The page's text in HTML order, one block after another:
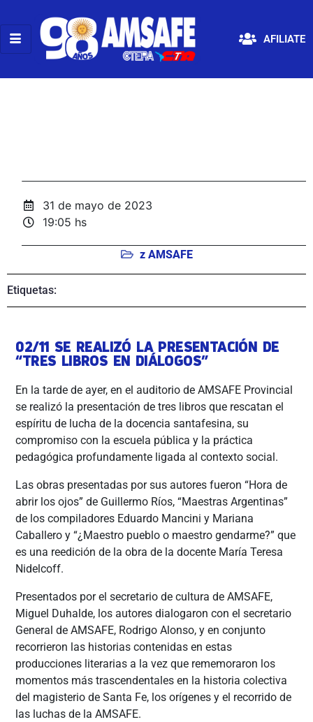
AFILIATE
31 de mayo de 2023
19:05 hs
z AMSAFE
Etiquetas:
02/11 SE REALIZÓ LA PRESENTACIÓN DE
“TRES LIBROS EN DIÁLOGOS”
En la tarde de ayer, en el auditorio de AMSAFE Provincial
se realizó la presentación de tres libros que rescatan el
espíritu de lucha de la docencia santafesina, su
compromiso con la escuela pública y la práctica
pedagógica profundamente ligada al contexto social.
Las obras presentadas por sus autores fueron “Hora de
abrir los ojos” de Guillermo Ríos, “Maestras Argentinas”
de los compiladores Eduardo Mancini y Mariana
Caballero y “¿Maestro pueblo o maestro gendarme?” que
es una reedición de la obra de la docente María Teresa
Nidelcoff.
Presentados por el secretario de cultura de AMSAFE,
Miguel Duhalde, los autores dialogaron con el secretario
General de AMSAFE, Rodrigo Alonso, y en conjunto
recorrieron las historias contenidas en estas
producciones literarias a la vez que rememoraron los
momentos más trascendentales en la historia colectiva
del magisterio de Santa Fe, los orígenes y el recorrido de
las luchas de la AMSAFE.